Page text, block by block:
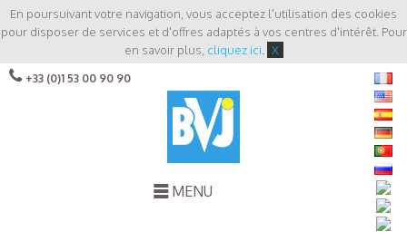
En poursuivant votre navigation, vous acceptez l'utilisation des cookies
pour disposer de services et d'offres adaptés à vos centres d'intérêt. Pour
en savoir plus, cliquez ici X
+33 (0)1 53 00 90 90
MENU